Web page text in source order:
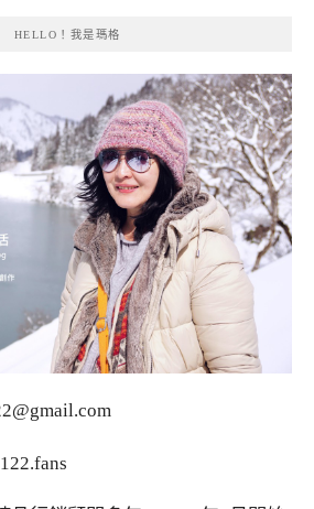
HELLO！我是瑪格